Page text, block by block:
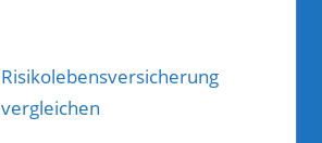
Risikolebensversicherung
vergleichen